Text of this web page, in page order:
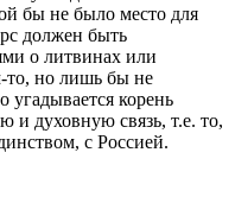
бы не было место для
должен быть
о литвинах или
то, но лишь бы не
угадывается корень
и духовную связь, т.е. то,
с Россией.